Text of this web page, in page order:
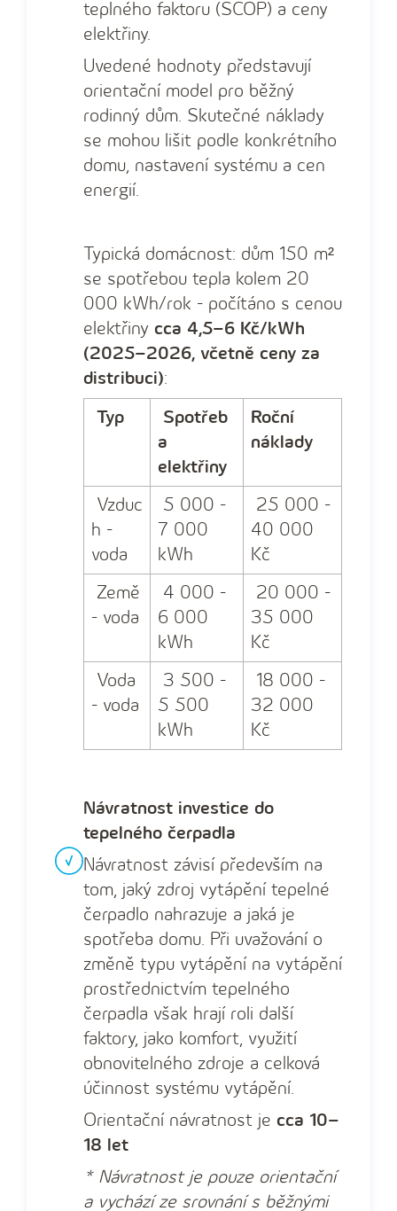
teplného faktoru (SCOP) a ceny
elektřiny.
Uvedené hodnoty představují
orientační model pro běžný
rodinný dům. Skutečné náklady
se mohou lišit podle konkrétního
domu, nastavení systému a cen
energií.
Typická domácnost: dům 150 m²
se spotřebou tepla kolem 20
000 kWh/rok - počítáno s cenou
elektřiny cca 4,5–6 Kč/kWh
(2025–2026, včetně ceny za
distribuci):
Typ
Spotřeb
a
elektřiny
Roční
náklady
Vzduc
h -
voda
5 000 -
7 000
kWh
25 000 -
40 000
Kč
Země
- voda
4 000 -
6 000
kWh
20 000 -
35 000
Kč
Voda
- voda
3 500 -
5 500
kWh
18 000 -
32 000
Kč
Návratnost investice do
tepelného čerpadla
Návratnost závisí především na
tom, jaký zdroj vytápění tepelné
čerpadlo nahrazuje a jaká je
spotřeba domu. Při uvažování o
změně typu vytápění na vytápění
prostřednictvím tepelného
čerpadla však hrají roli další
faktory, jako komfort, využití
obnovitelného zdroje a celková
účinnost systému vytápění.
Orientační návratnost je cca 10–
18 let
* Návratnost je pouze orientační
a vychází ze srovnání s běžnými